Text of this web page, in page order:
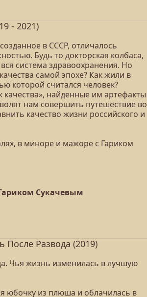
- 2021)
в СССР, отличалось
Будь то докторская колбаса,
система здравоохранения. Но
самой эпохе? Как жили в
которой считался человек?
найденные им артефакты
нам совершить путешествие во
качество жизни российского и
в миноре и мажоре с Гариком
Сукачевым
Развода (2019)
Чья жизнь изменилась в лучшую
юбочку из плюша и облачилась в